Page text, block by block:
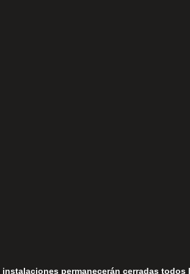
instalaciones permanecerán cerradas